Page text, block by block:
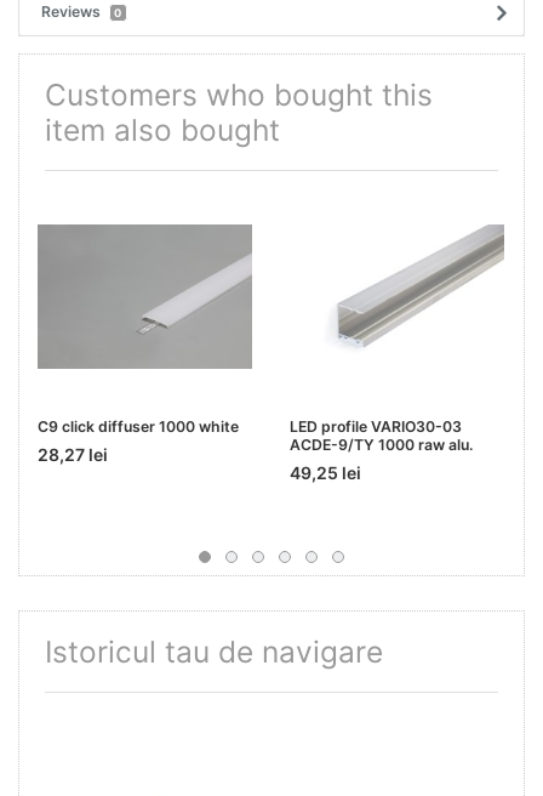
Reviews 0
Customers who bought this
item also bought
C9 click diffuser 1000 white
28,27 lei
LED profile VARIO30-03
ACDE-9/TY 1000 raw alu.
49,25 lei
Istoricul tau de navigare